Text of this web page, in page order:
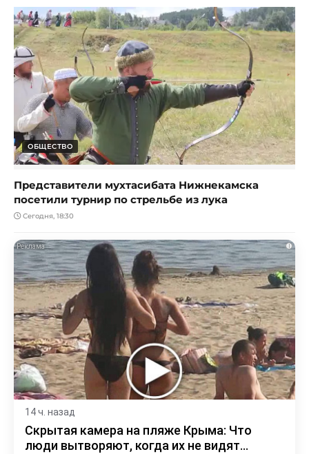
ОБЩЕСТВО
Представители мухтасибата Нижнекамска
посетили турнир по стрельбе из лука
Сегодня, 18:30
i
14 ч. назад
Скрытая камера на пляже Крыма: Что
люди вытворяют, когда их не видят...